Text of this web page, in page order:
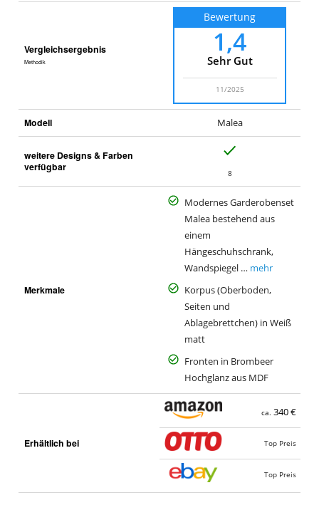
Vergleichsergebnis
Methodik
Bewertung
1,4
Sehr Gut
11/2025
Modell Malea
weitere Designs & Farben
verfügbar
8
Merkmale
Modernes Garderobenset
Malea bestehend aus
einem
Hängeschuhschrank,
Wandspiegel … mehr
Korpus (Oberboden,
Seiten und
Ablagebrettchen) in Weiß
matt
Fronten in Brombeer
Hochglanz aus MDF
Erhältlich bei
ca. 340 €
Top Preis
Top Preis